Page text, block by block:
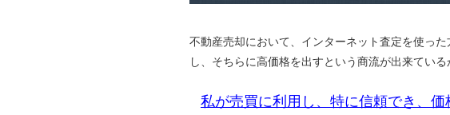
不動産売却において、インターネット査定を使っ
し、そちらに高価格を出すという商流が出来ている
私が売買に利用し、特に信頼でき、